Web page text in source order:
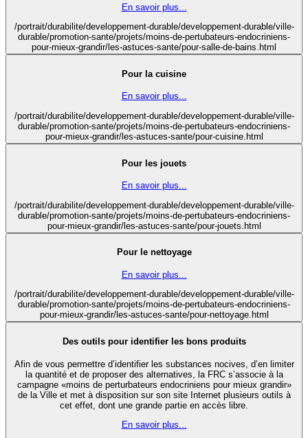
En savoir plus...
/portrait/durabilite/developpement-durable/developpement-durable/ville-
durable/promotion-sante/projets/moins-de-pertubateurs-endocriniens-
pour-mieux-grandir/les-astuces-sante/pour-salle-de-bains.html
Pour la cuisine
En savoir plus...
/portrait/durabilite/developpement-durable/developpement-durable/ville-
durable/promotion-sante/projets/moins-de-pertubateurs-endocriniens-
pour-mieux-grandir/les-astuces-sante/pour-cuisine.html
Pour les jouets
En savoir plus...
/portrait/durabilite/developpement-durable/developpement-durable/ville-
durable/promotion-sante/projets/moins-de-pertubateurs-endocriniens-
pour-mieux-grandir/les-astuces-sante/pour-jouets.html
Pour le nettoyage
En savoir plus...
/portrait/durabilite/developpement-durable/developpement-durable/ville-
durable/promotion-sante/projets/moins-de-pertubateurs-endocriniens-
pour-mieux-grandir/les-astuces-sante/pour-nettoyage.html
Des outils pour identifier les bons produits
Afin de vous permettre d’identifier les substances nocives, d’en limiter
la quantité et de proposer des alternatives, la FRC s’associe à la
campagne «moins de perturbateurs endocriniens pour mieux grandir»
de la Ville et met à disposition sur son site Internet plusieurs outils à
cet effet, dont une grande partie en accès libre.
En savoir plus...